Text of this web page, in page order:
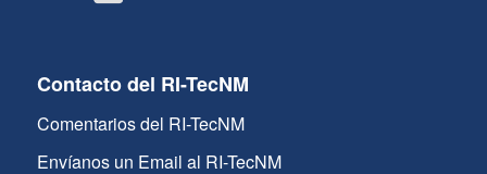
Contacto del RI-TecNM
Comentarios del RI-TecNM
Envíanos un Email al RI-TecNM